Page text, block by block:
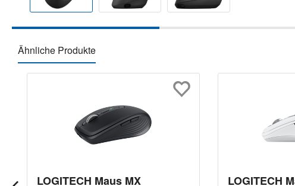
Ähnliche Produkte
LOGITECH Maus MX
LOGITECH